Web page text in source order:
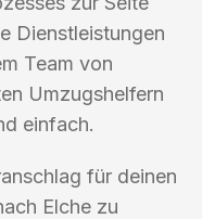
Dienstleistungen
Team von
Umzugshelfern
einfach.
für deinen
Elche zu